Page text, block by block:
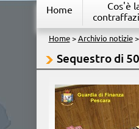
Home
Cos'è
Home> Archivio notizie>
Sequestro di